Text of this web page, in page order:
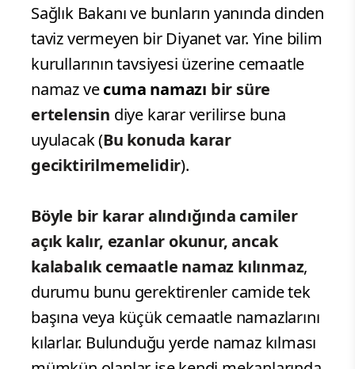
Sağlık Bakanı ve bunların yanında dinden
taviz vermeyen bir Diyanet var. Yine bilim
kurullarının tavsiyesi üzerine cemaatle
namaz vecuma namazı bir süre
ertelensin diye karar verilirse buna
uyulacak (Bu konuda karar
geciktirilmemelidir).
Böyle bir karar alındığında camiler
açık kalır, ezanlar okunur, ancak
kalabalık cemaatle namaz kılınmaz,
durumu bunu gerektirenler camide tek
başına veya küçük cemaatle namazlarını
kılarlar. Bulunduğu yerde namaz kılması